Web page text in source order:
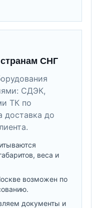
СНГ
СДЭК,
ТК по
доставка до
веса и
возможен по
документы и